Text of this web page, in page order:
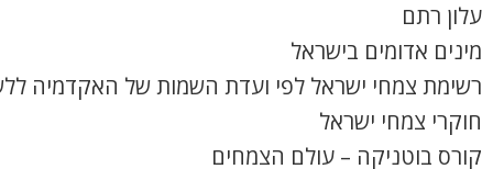
עלון רתם
מינים אדומים בישראל
רשימת צמחי ישראל לפי ועדת השמות של האקדמיה
חוקרי צמחי ישראל
קורס בוטניקה – עולם הצמחים